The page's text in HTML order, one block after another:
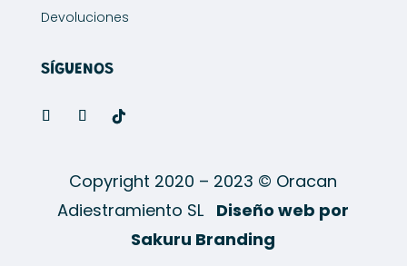
Devoluciones
SÍGUENOS
Copyright 2020 – 2023 © Oracan
Adiestramiento SL Diseño web por
Sakuru Branding